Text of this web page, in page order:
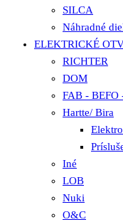
SILCA
Náhradné
ELEKTRICKÉ
RICHTER
DOM
FAB - BEFO
Hartte/ Bira
Iné
LOB
Nuki
O&C